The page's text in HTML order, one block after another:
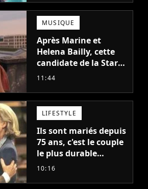
fiction vieille de 40
ans
MUSIQUE
Après Marine et
Helena Bailly, cette
candidate de la Star
Academy adorée du
premier album, "C'est
tellement puissant"
11:44
LIFESTYLE
Ils sont mariés depuis
75 ans, c'est le couple
le plus durable
d'Hollywood : "Nous
10:16